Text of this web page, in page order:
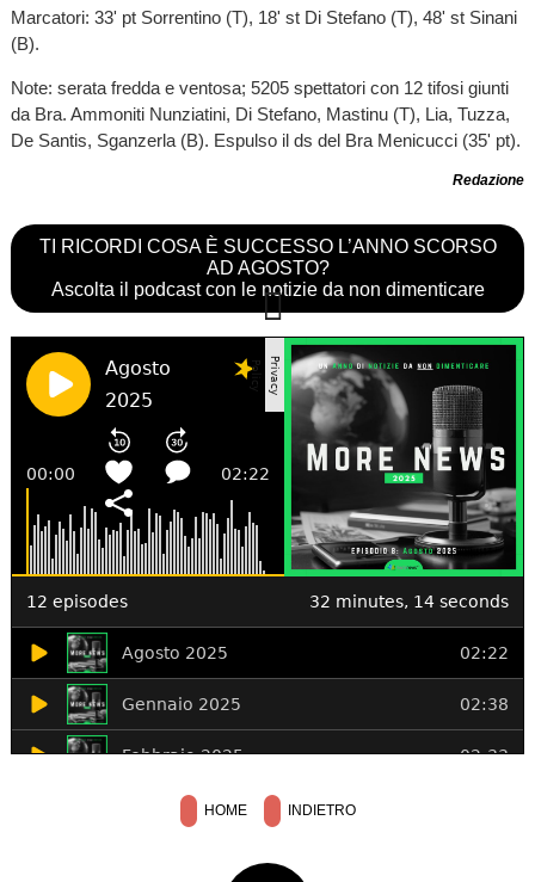
Marcatori: 33' pt Sorrentino (T), 18' st Di Stefano (T), 48' st Sinani
(B).
Note: serata fredda e ventosa; 5205 spettatori con 12 tifosi giunti
da Bra. Ammoniti Nunziatini, Di Stefano, Mastinu (T), Lia, Tuzza,
De Santis, Sganzerla (B). Espulso il ds del Bra Menicucci (35' pt).
Redazione
TI RICORDI COSA È SUCCESSO L’ANNO SCORSO
AD AGOSTO?
Ascolta il podcast con le notizie da non dimenticare
HOME INDIETRO